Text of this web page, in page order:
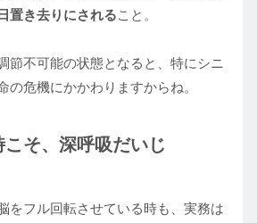
置き去りにされること。
節不可能の状態となると、特にシニ
の危機にかかわりますからね。
こそ、深呼吸だいじ
をフル回転させている時も、実務は